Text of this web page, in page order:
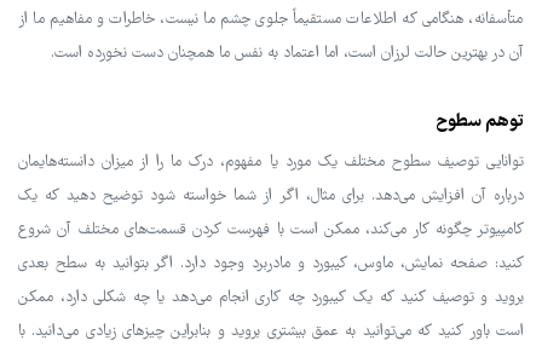
متأسفانه، هنگامی که اطلاعات مستقیماً جلوی چشم ما نیست، خاطرات و مفاهیم ما از
آن در بهترین حالت لرزان است، اما اعتماد به نفس ما همچنان دست نخورده است.
توهم سطوح
توانایی توصیف سطوح مختلف یک مورد یا مفهوم، درک ما را از میزان دانسته‌هایمان
درباره آن افزایش می‌دهد. برای مثال، اگر از شما خواسته شود توضیح دهید که یک
کامپیوتر چگونه کار می‌کند، ممکن است با فهرست کردن قسمت‌های مختلف آن شروع
کنید: صفحه نمایش، ماوس، کیبورد و مادربرد وجود دارد. اگر بتوانید به سطح بعدی
بروید و توصیف کنید که یک کیبورد چه کاری انجام می‌دهد یا چه شکلی دارد، ممکن
است باور کنید که می‌توانید به عمق بیشتری بروید و بنابراین چیزهای زیادی می‌دانید. با